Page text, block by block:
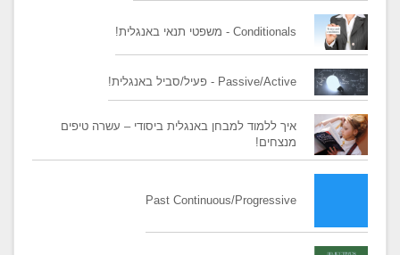
Conditionals - משפטי תנאי באנגלית!
Passive/Active - פעיל/סביל באנגלית!
איך ללמוד למבחן באנגלית ביסודי – עשרה טיפים
מנצחים!
Past Continuous/Progressive